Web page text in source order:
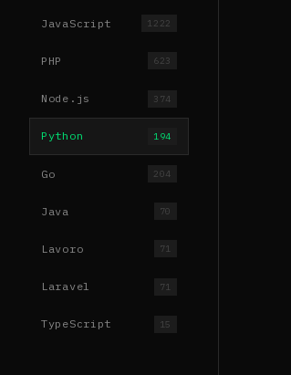
JavaScript 1222
PHP 623
Node.js 374
Python 194
Go 204
Java 70
Lavoro 71
Laravel 71
TypeScript 15